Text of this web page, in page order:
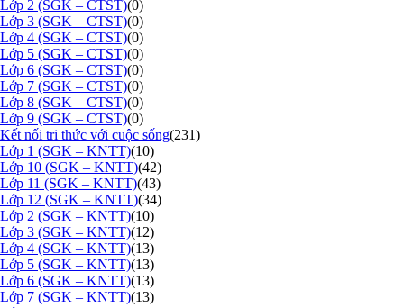
Lớp 2 (SGK – CTST)(0)
Lớp 3 (SGK – CTST)(0)
Lớp 4 (SGK – CTST)(0)
Lớp 5 (SGK – CTST)(0)
Lớp 6 (SGK – CTST)(0)
Lớp 7 (SGK – CTST)(0)
Lớp 8 (SGK – CTST)(0)
Lớp 9 (SGK – CTST)(0)
Kết nối tri thức với cuộc sống(231)
Lớp 1 (SGK – KNTT)(10)
Lớp 10 (SGK – KNTT)(42)
Lớp 11 (SGK – KNTT)(43)
Lớp 12 (SGK – KNTT)(34)
Lớp 2 (SGK – KNTT)(10)
Lớp 3 (SGK – KNTT)(12)
Lớp 4 (SGK – KNTT)(13)
Lớp 5 (SGK – KNTT)(13)
Lớp 6 (SGK – KNTT)(13)
Lớp 7 (SGK – KNTT)(13)